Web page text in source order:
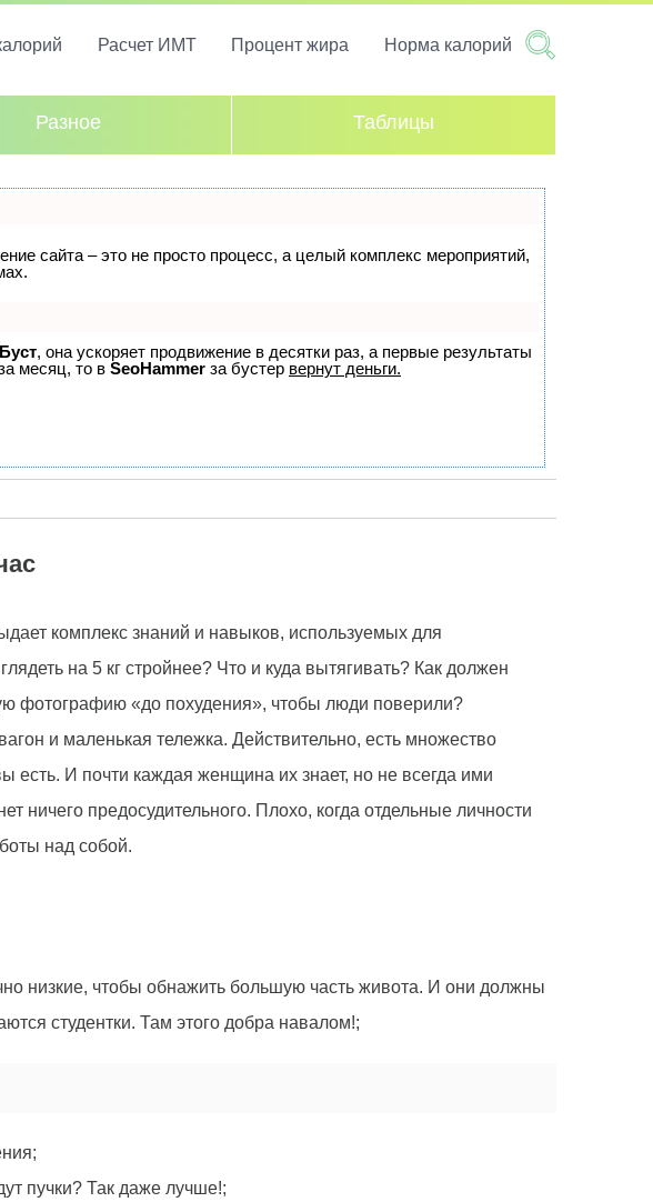
Расчет ИМТ Процент жира Норма калорий
Разное Таблицы
сайта – это не просто процесс, а целый комплекс мероприятий,
Буст, она ускоряет продвижение в десятки раз, а первые результаты
месяц, то в SeoHammer за бустер вернут деньги.
комплекс знаний и навыков, используемых для
на 5 кг стройнее? Что и куда вытягивать? Как должен
фотографию «до похудения», чтобы люди поверили?
и маленькая тележка. Действительно, есть множество
есть. И почти каждая женщина их знает, но не всегда ими
ничего предосудительного. Плохо, когда отдельные личности
над собой.
низкие, чтобы обнажить большую часть живота. И они должны
студентки. Там этого добра навалом!;
пучки? Так даже лучше!;